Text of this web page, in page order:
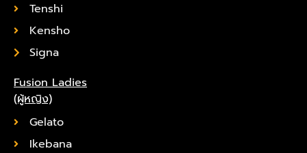
Tenshi
Kensho
Signa
Fusion Ladies
(ผู้หญิง)
Gelato
Ikebana